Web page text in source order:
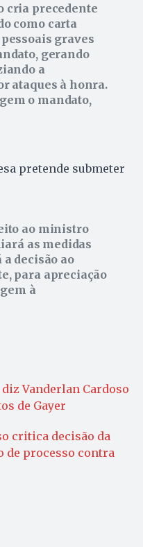
cria precedente
como carta
graves
gerando
a
ataques à honra.
o mandato,
pretende submeter
ao ministro
as medidas
decisão ao
para apreciação
à
Vanderlan Cardoso
de Gayer
critica decisão da
de processo contra